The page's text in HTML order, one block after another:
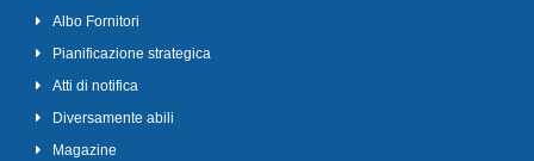
Albo Fornitori
Pianificazione strategica
Atti di notifica
Diversamente abili
Magazine